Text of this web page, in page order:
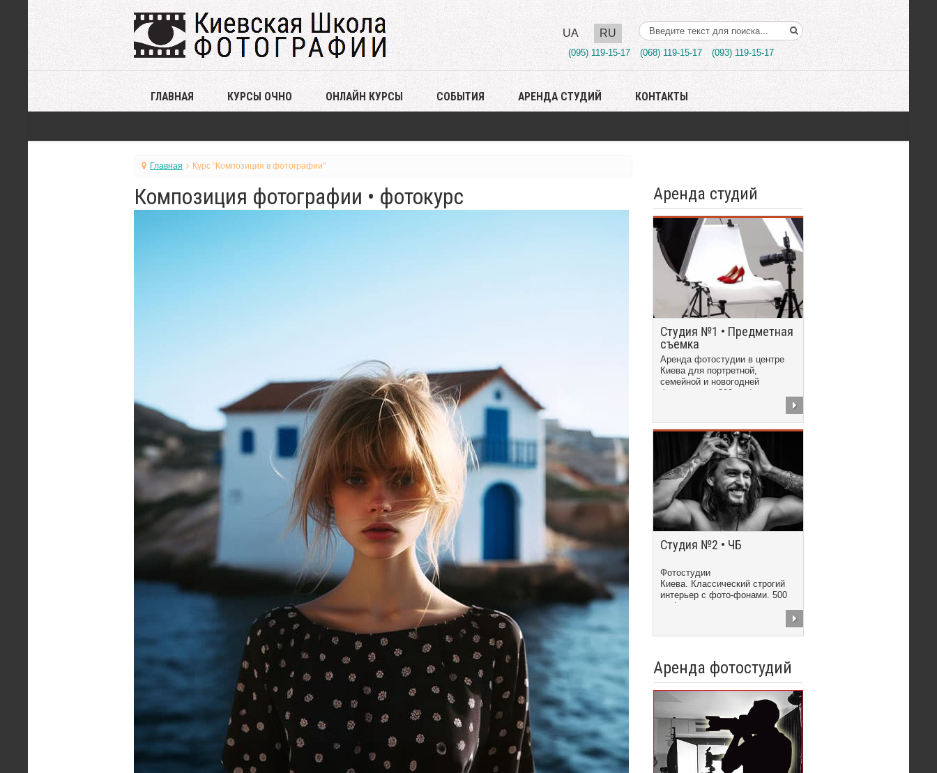
UA RU Поиск..
(095) 119-15-17 (068) 119-15-17 (093) 119-15-17
ГЛАВНАЯ КУРСЫ ОЧНО ОНЛАЙН КУРСЫ СОБЫТИЯ АРЕНДА СТУДИЙ КОНТАКТЫ
Главная Курс "Композиция в фотографии"
Композиция фотографии • фотокурс Аренда студий
Студия №1 • Предметная
съемка
Аренда фотостудии в центре
Киева для портретной,
семейной и новогодней
фотосъемки. 300 грн/час
Студия №2 • ЧБ
Фотостудии
Киева. Классический строгий
интерьер с фото-фонами. 500
грн/час
Аренда фотостудий